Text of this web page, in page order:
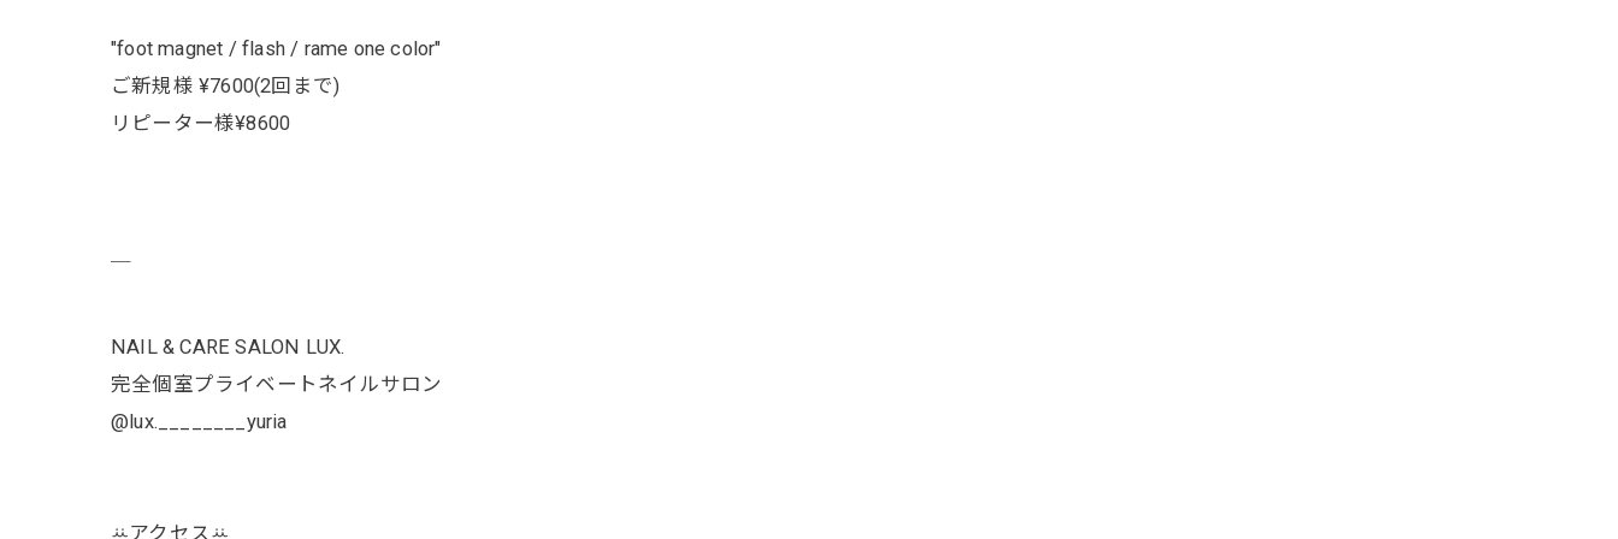
"foot magnet / flash / rame one color"
ご新規様 ¥7600(2回まで)
リピーター様¥8600
NAIL & CARE SALON LUX.
完全個室プライベートネイルサロン
@lux.________yuria
ꕁアクセスꕁ